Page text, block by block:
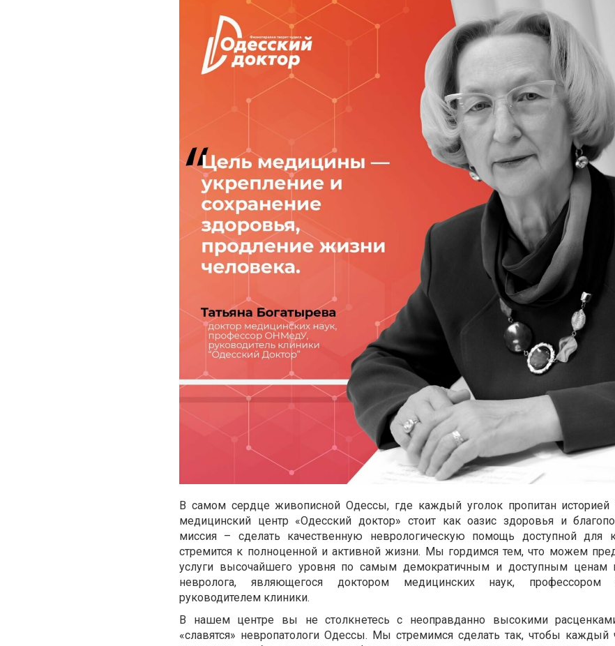
В самом сердце живописной Одессы, где каждый уголок пропитан историей
медицинский центр «Одесский доктор» стоит как оазис здоровья и
миссия – сделать качественную неврологическую помощь доступной для
стремится к полноценной и активной жизни. Мы гордимся тем, что можем
услуги высочайшего уровня по самым демократичным и доступным ценам
невролога, являющегося доктором медицинских наук,
руководителем клиники.
В нашем центре вы не столкнетесь с неоправданно высокими
«славятся» невропатологи Одессы. Мы стремимся сделать так, чтобы каждый